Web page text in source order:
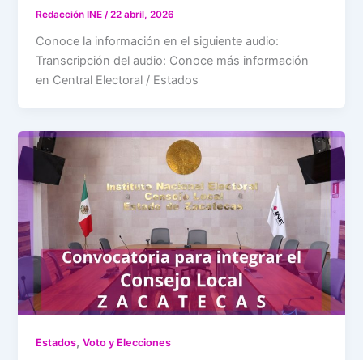
Redacción INE/22 abril, 2026
Conoce la información en el siguiente audio:
Transcripción del audio: Conoce más información
en Central Electoral / Estados
Estados,Voto y Elecciones